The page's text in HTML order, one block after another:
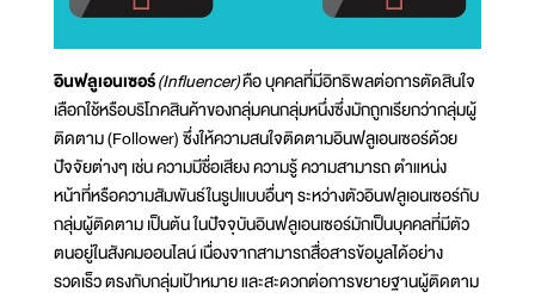
อินฟลูเอนเซอร์(Influencer)คือ บุคคลที่มีอิทธิพลต่อการตัดสินใจ
เลือกใช้หรือบริโภคสินค้าของกลุ่มคนกลุ่มหนึ่งซึ่งมักถูกเรียกว่ากลุ่มผู้
ติดตาม (Follower) ซึ่งให้ความสนใจติดตามอินฟลูเอนเซอร์ด้วย
ปัจจัยต่างๆ เช่น ความมีชื่อเสียง ความรู้ ความสามารถ ตำแหน่ง
หน้าที่หรือความสัมพันธ์ในรูปแบบอื่นๆ ระหว่างตัวอินฟลูเอนเซอร์กับ
กลุ่มผู้ติดตาม เป็นต้น ในปัจจุบันอินฟลูเอนเซอร์มักเป็นบุคคลที่มีตัว
ตนอยู่ในสังคมออนไลน์ เนื่องจากสามารถสื่อสารข้อมูลได้อย่าง
รวดเร็ว ตรงกับกลุ่มเป้าหมาย และสะดวกต่อการขยายฐานผู้ติดตาม